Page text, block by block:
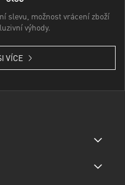
slevu, možnost vrácení zboží
výhody.
VÍCE